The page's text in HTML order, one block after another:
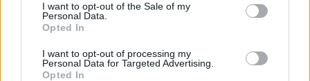
I want to opt-out of the Sale of my
Personal Data.
Opted In
I want to opt-out of processing my
Personal Data for Targeted Advertising.
Opted In